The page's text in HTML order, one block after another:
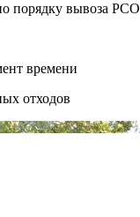
порядку вывоза РСО
времени
отходов